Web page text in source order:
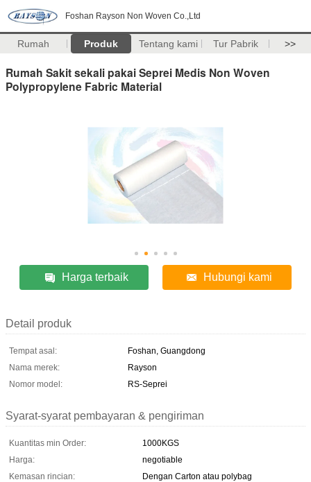
Foshan Rayson Non Woven Co.,Ltd
Rumah Produk Tentang kami Tur Pabrik >>
Rumah Sakit sekali pakai Seprei Medis Non Woven
Polypropylene Fabric Material
Harga terbaik Hubungi kami
Detail produk
Tempat asal:
Foshan, Guangdong
Nama merek:
Rayson
Nomor model:
RS-Seprei
Syarat-syarat pembayaran & pengiriman
Kuantitas min Order:
1000KGS
Harga:
negotiable
Kemasan rincian:
Dengan Carton atau polybag